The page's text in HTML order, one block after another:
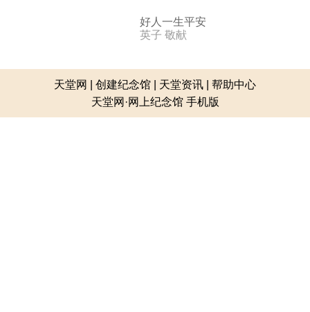
好人一生平安
英子 敬献
天堂网 创建纪念馆 天堂资讯
帮助中心
天堂网·网上纪念馆 手机版